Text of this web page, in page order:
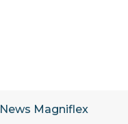
News Magniflex